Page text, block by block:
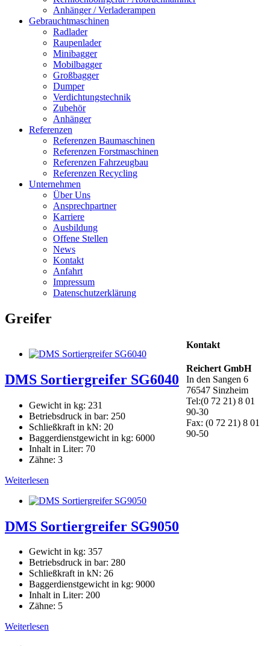
Anhänger / Verladerampen
Gebrauchtmaschinen
Radlader
Raupenlader
Minibagger
Mobilbagger
Großbagger
Dumper
Verdichtungstechnik
Zubehör
Anhänger
Referenzen
Referenzen Baumaschinen
Referenzen Forstmaschinen
Referenzen Fahrzeugbau
Referenzen Recycling
Unternehmen
Über Uns
Ansprechpartner
Karriere
Ausbildung
Offene Stellen
News
Kontakt
Anfahrt
Impressum
Datenschutzerklärung
Greifer
DMS Sortiergreifer SG6040
Gewicht in kg: 231
Betriebsdruck in bar: 250
Schließkraft in kN: 20
Baggerdienstgewicht in kg: 6000
Inhalt in Liter: 70
Zähne: 3
Weiterlesen
DMS Sortiergreifer SG9050
Gewicht in kg: 357
Betriebsdruck in bar: 280
Schließkraft in kN: 26
Baggerdienstgewicht in kg: 9000
Inhalt in Liter: 200
Zähne: 5
Weiterlesen
Kontakt
Reichert GmbH
In den Sangen 6
76547 Sinzheim
Tel:(0 72 21) 8 01
90-30
Fax: (0 72 21) 8 01
90-50